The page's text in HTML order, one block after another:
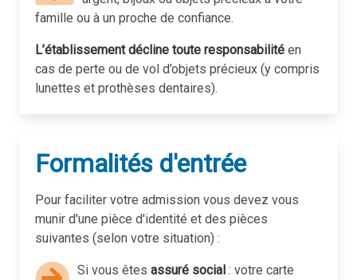
famille ou à un proche de confiance.
L’établissement décline toute responsabilité en
cas de perte ou de vol d’objets précieux (y compris
lunettes et prothèses dentaires).
Formalités d'entrée
Pour faciliter votre admission vous devez vous
munir d'une pièce d'identité et des pièces
suivantes (selon votre situation) :
Si vous êtes assuré social : votre carte